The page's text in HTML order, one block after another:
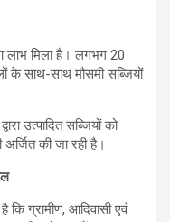
लाभ मिला है। लगभग 20
के साथ-साथ मौसमी सब्जियों
उत्पादित सब्जियों को
की जा रही है।
कि ग्रामीण, आदिवासी एवं